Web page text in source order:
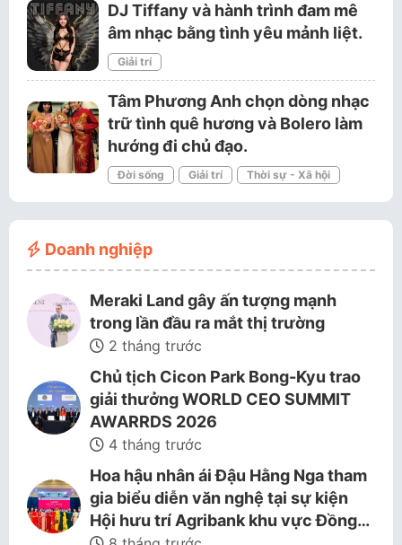
DJ Tiffany và hành trình đam mê
âm nhạc bằng tình yêu mảnh liệt.
Giải trí
Tâm Phương Anh chọn dòng nhạc
trữ tình quê hương và Bolero làm
hướng đi chủ đạo.
Đời sống Giải trí Thời sự - Xã hội
Doanh nghiệp
Meraki Land gây ấn tượng mạnh
trong lần đầu ra mắt thị trường
2 tháng trước
Chủ tịch Cicon Park Bong-Kyu trao
giải thưởng WORLD CEO SUMMIT
AWARRDS 2026
4 tháng trước
Hoa hậu nhân ái Đậu Hằng Nga tham
gia biểu diễn văn nghệ tại sự kiện
Hội hưu trí Agribank khu vực Đồng…